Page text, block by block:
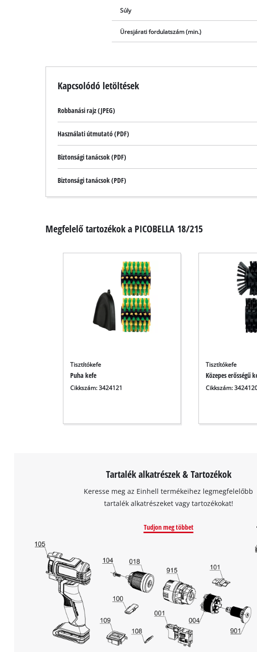
Súly
Üresjárati fordulatszám (min.)
Kapcsolódó letöltések
Robbanási rajz (JPEG)
Használati útmutató (PDF)
Biztonsági tanácsok (PDF)
Biztonsági tanácsok (PDF)
Megfelelő tartozékok a PICOBELLA 18/215
Tisztítókefe
Puha kefe
Cikkszám: 3424121
Tisztítókefe
Közepes erősségű
Cikkszám:
Tartalék alkatrészek & Tartozékok
Keresse meg az Einhell termékeihez legmegfelelőbb
tartalék alkatrészeket vagy tartozékokat!
Tudjon meg többet